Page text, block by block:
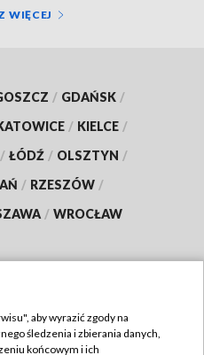
WIĘCEJ
/ GDAŃSK /
/ KIELCE /
/ ŁÓDŹ / OLSZTYN /
/ RZESZÓW /
/ WROCŁAW
aby wyrazić zgody na
śledzenia i zbierania danych,
końcowym i ich